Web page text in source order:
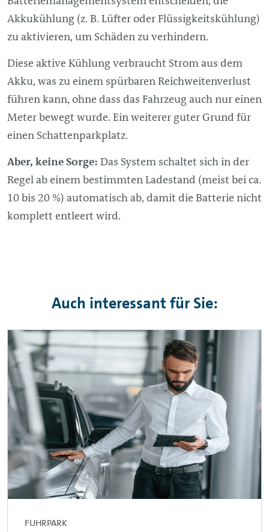
Akkukühlung (z. B. Lüfter oder Flüssigkeitskühlung)
zu aktivieren, um Schäden zu verhindern.
Diese aktive Kühlung verbraucht Strom aus dem
Akku, was zu einem spürbaren Reichweitenverlust
führen kann, ohne dass das Fahrzeug auch nur einen
Meter bewegt wurde. Ein weiterer guter Grund für
einen Schattenparkplatz.
Aber, keine Sorge: Das System schaltet sich in der
Regel ab einem bestimmten Ladestand (meist bei ca.
10 bis 20 %) automatisch ab, damit die Batterie nicht
komplett entleert wird.
Auch interessant für Sie:
FUHRPARK